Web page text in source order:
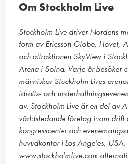
Om Stockholm Live
Stockholm Live driver Nordens
form av Ericsson Globe, Hovet,
och attraktionen SkyView i
Arena i Solna. Varje år besöker
människor Stockholm Lives
idrotts- och
av. Stockholm Live är en del av
världsledande företag inom drift
kongresscenter och
huvudkontor i Los Angeles,
www.stockholmlive.com